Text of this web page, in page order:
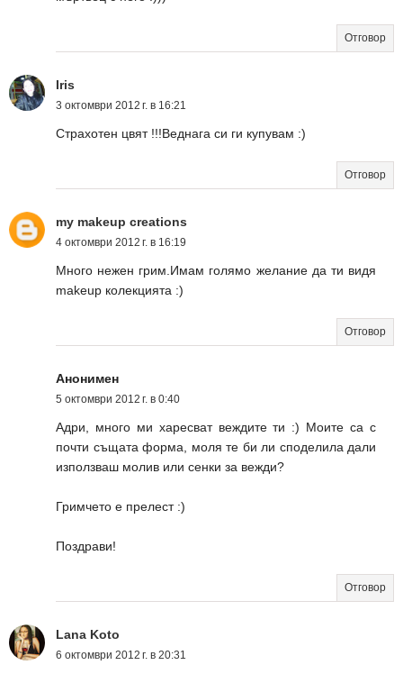
Отговор
Iris
3 октомври 2012 г. в 16:21
Страхотен цвят !!!Веднага си ги купувам :)
Отговор
my makeup creations
4 октомври 2012 г. в 16:19
Много нежен грим.Имам голямо желание да ти видя
makeup колекцията :)
Отговор
Анонимен
5 октомври 2012 г. в 0:40
Адри, много ми харесват веждите ти :) Моите са с
почти същата форма, моля те би ли споделила дали
използваш молив или сенки за вежди?
Гримчето е прелест :)
Поздрави!
Отговор
Lana Koto
6 октомври 2012 г. в 20:31